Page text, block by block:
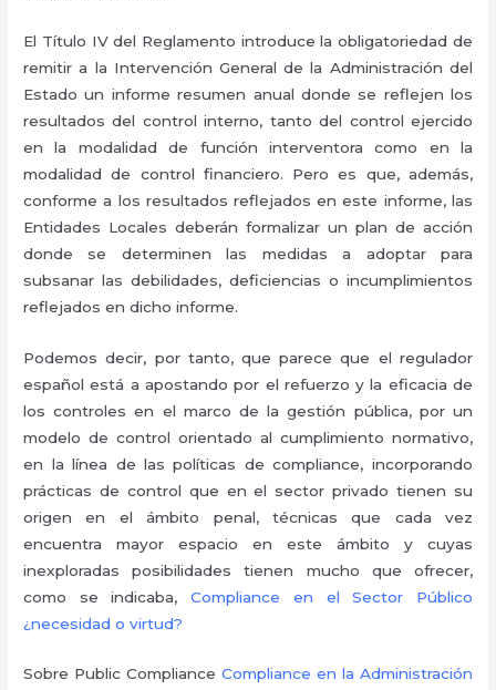
El Título IV del Reglamento introduce la obligatoriedad de
remitir a la Intervención General de la Administración del
Estado un informe resumen anual donde se reflejen los
resultados del control interno, tanto del control ejercido
en la modalidad de función interventora como en la
modalidad de control financiero. Pero es que, además,
conforme a los resultados reflejados en este informe, las
Entidades Locales deberán formalizar un plan de acción
donde se determinen las medidas a adoptar para
subsanar las debilidades, deficiencias o incumplimientos
reflejados en dicho informe.
Podemos decir, por tanto, que parece que el regulador
español está a apostando por el refuerzo y la eficacia de
los controles en el marco de la gestión pública, por un
modelo de control orientado al cumplimiento normativo,
en la línea de las políticas de compliance, incorporando
prácticas de control que en el sector privado tienen su
origen en el ámbito penal, técnicas que cada vez
encuentra mayor espacio en este ámbito y cuyas
inexploradas posibilidades tienen mucho que ofrecer,
como se indicaba,Compliance en el Sector Público
¿necesidad o virtud?
Sobre Public Compliance Compliance en la Administración